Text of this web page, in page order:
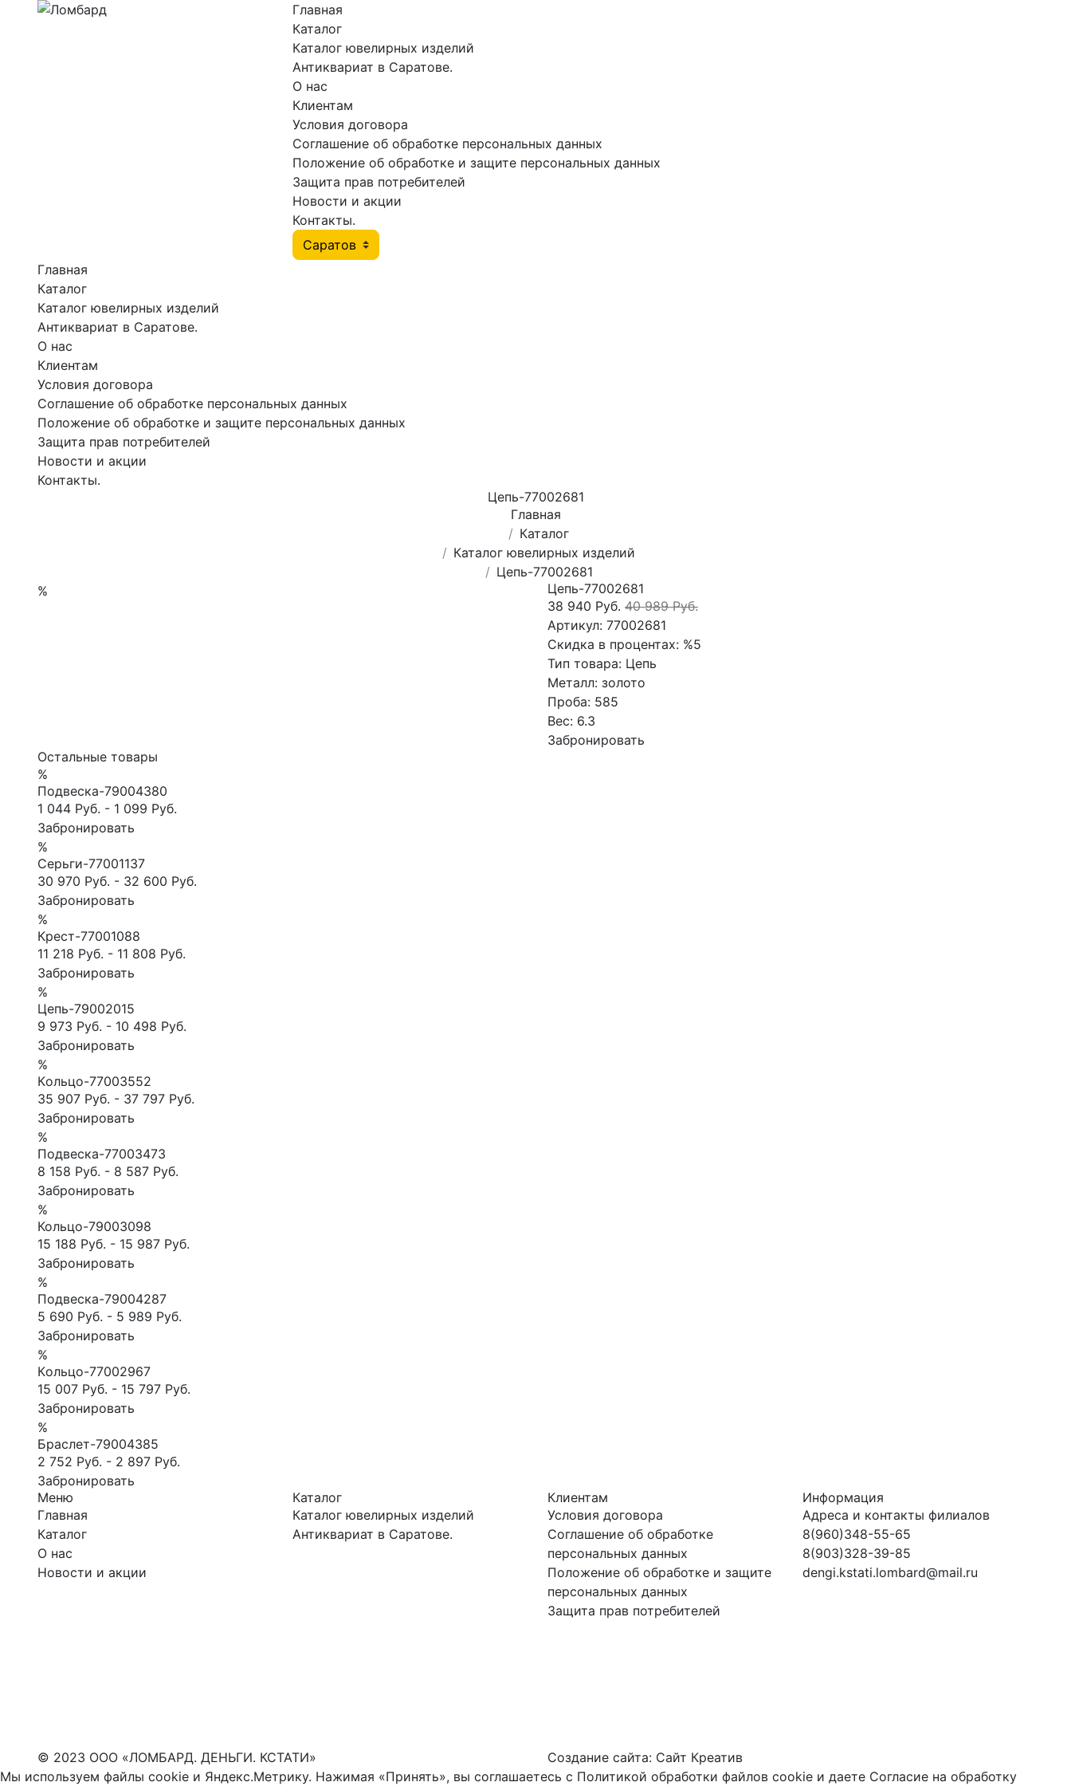
Главная
Каталог
Каталог ювелирных изделий
Антиквариат в Саратове.
О нас
Клиентам
Условия договора
Соглашение об обработке персональных данных
Положение об обработке и защите персональных данных
Защита прав потребителей
Новости и акции
Контакты.
Главная
Каталог
Каталог ювелирных изделий
Антиквариат в Саратове.
О нас
Клиентам
Условия договора
Соглашение об обработке персональных данных
Положение об обработке и защите персональных данных
Защита прав потребителей
Новости и акции
Контакты.
Цепь-77002681
Главная
Каталог
Каталог ювелирных изделий
Цепь-77002681
%
Цепь-77002681
38 940 Руб. 40 989 Руб.
Артикул: 77002681
Скидка в процентах: %5
Тип товара: Цепь
Металл: золото
Проба: 585
Вес: 6.3
Забронировать
Остальные товары
%
Подвеска-79004380
1 044 Руб. - 1 099 Руб.
Забронировать
%
Серьги-77001137
30 970 Руб. - 32 600 Руб.
Забронировать
%
Крест-77001088
11 218 Руб. - 11 808 Руб.
Забронировать
%
Цепь-79002015
9 973 Руб. - 10 498 Руб.
Забронировать
%
Кoльцо-77003552
35 907 Руб. - 37 797 Руб.
Забронировать
%
Подвеска-77003473
8 158 Руб. - 8 587 Руб.
Забронировать
%
Кольцо-79003098
15 188 Руб. - 15 987 Руб.
Забронировать
%
Подвеска-79004287
5 690 Руб. - 5 989 Руб.
Забронировать
%
Кoльцо-77002967
15 007 Руб. - 15 797 Руб.
Забронировать
%
Браслет-79004385
2 752 Руб. - 2 897 Руб.
Забронировать
Меню
Главная
Каталог
О нас
Новости и акции
Каталог
Каталог ювелирных изделий
Антиквариат в Саратове.
Клиентам
Условия договора
Соглашение об обработке
персональных данных
Положение об обработке и защите
персональных данных
Защита прав потребителей
Информация
Адреса и контакты филиалов
8(960)348-55-65
8(903)328-39-85
dengi.kstati.lombard@mail.ru
© 2023 ООО «ЛОМБАРД. ДЕНЬГИ. КСТАТИ» Создание сайта: Сайт Креатив
Мы используем файлы cookie и Яндекс.Метрику. Нажимая «Принять», вы соглашаетесь с Политикой обработки файлов cookie и даете Согласие на обработку